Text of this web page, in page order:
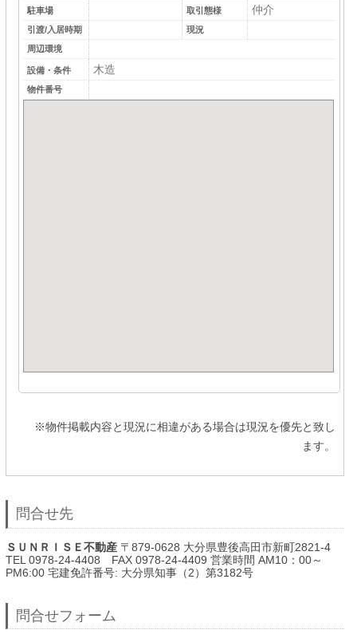
駐車場 取引態様 仲介
引渡/入居時期
現況
周辺環境
設備・条件 木造
物件番号
※物件掲載内容と現況に相違がある場合は現況を優先と致し
ます。
問合せ先
ＳＵＮＲＩＳＥ不動産 〒879-0628 大分県豊後高田市新町2821-4
TEL 0978-24-4408 FAX 0978-24-4409 営業時間 AM10：00～
PM6:00 宅建免許番号: 大分県知事（2）第3182号
問合せフォーム